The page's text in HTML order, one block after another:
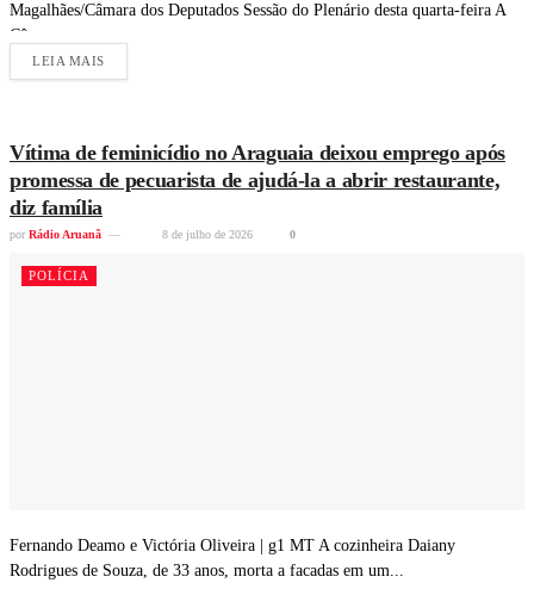
Magalhães/Câmara dos Deputados Sessão do Plenário desta quarta-feira A
Câmara...
LEIA MAIS
Vítima de feminicídio no Araguaia deixou emprego após
promessa de pecuarista de ajudá-la a abrir restaurante,
diz família
por Rádio Aruanã 8 de julho de 2026 0
POLÍCIA
Fernando Deamo e Victória Oliveira | g1 MT A cozinheira Daiany
Rodrigues de Souza, de 33 anos, morta a facadas em um...